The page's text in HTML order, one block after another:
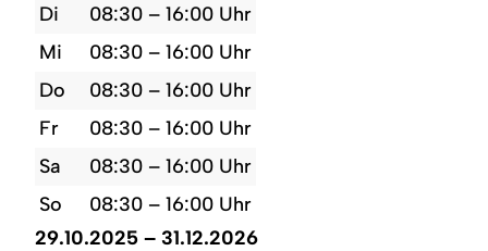
Di
08:30 – 16:00 Uhr
Mi
08:30 – 16:00 Uhr
Do
08:30 – 16:00 Uhr
Fr
08:30 – 16:00 Uhr
Sa
08:30 – 16:00 Uhr
So
08:30 – 16:00 Uhr
29.10.2025 – 31.12.2026